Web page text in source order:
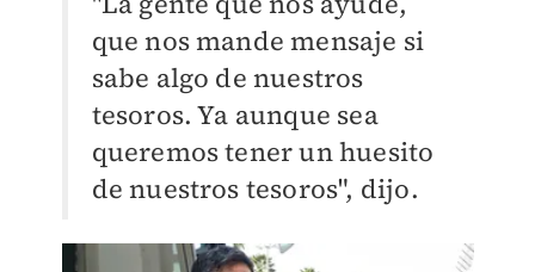
que nos mande mensaje si
sabe algo de nuestros
tesoros. Ya aunque sea
queremos tener un huesito
de nuestros tesoros", dijo.